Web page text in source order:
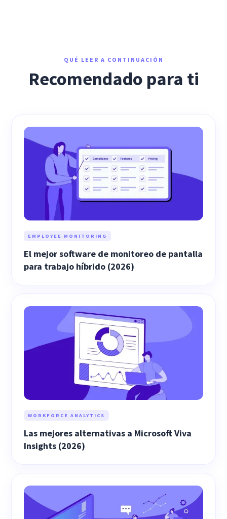
QUÉ LEER A CONTINUACIÓN
Recomendado para ti
EMPLOYEE MONITORING
El mejor software de monitoreo de pantalla
para trabajo híbrido (2026)
WORKFORCE ANALYTICS
Las mejores alternativas a Microsoft Viva
Insights (2026)